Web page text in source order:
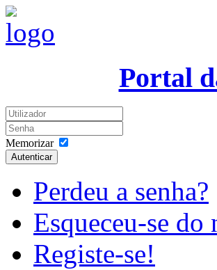
Portal
Memorizar
Autenticar
Perdeu a senha?
Esqueceu-se
Registe-se!